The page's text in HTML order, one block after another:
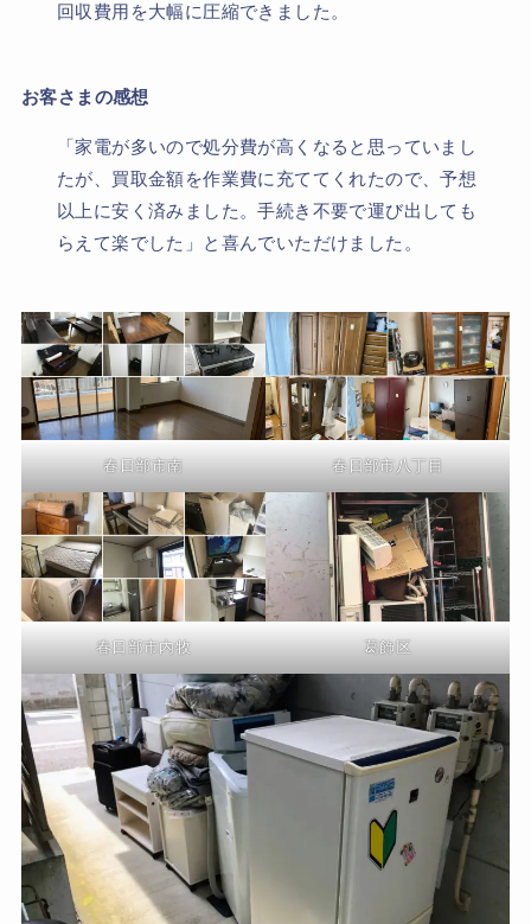
回収費用を大幅に圧縮できました。
お客さまの感想
「家電が多いので処分費が高くなると思っていまし
たが、買取金額を作業費に充ててくれたので、予想
以上に安く済みました。手続き不要で運び出しても
らえて楽でした」と喜んでいただけました。
春日部市南 春日部市八丁目
春日部市内牧 葛飾区